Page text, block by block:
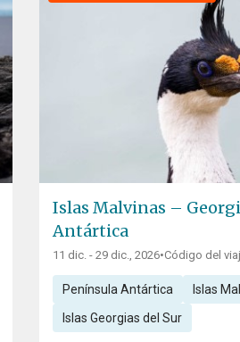
Islas Malvinas –
Antártica
11 dic. - 29 dic., 2026•Código del
Península Antártica Islas
Islas Georgias del Sur